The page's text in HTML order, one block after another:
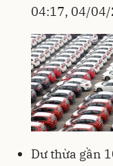
04:17, 04/
Dư thừa gần